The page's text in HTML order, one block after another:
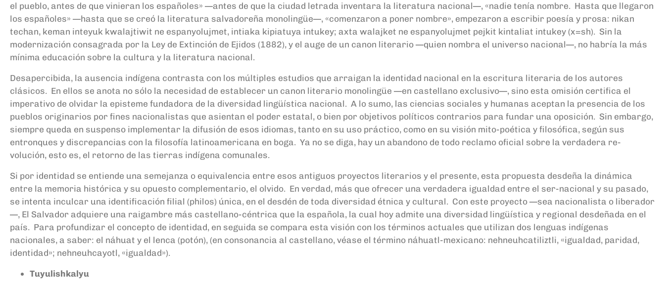
el pueblo, antes de que vinieran los españoles» —antes de que la ciudad letrada inventara la literatura nacional—, «nadie tenía nombre. Hasta que llegaron
los españoles» —hasta que se creó la literatura salvadoreña monolingüe—, «comenzaron a poner nombre», empezaron a escribir poesía y prosa: nikan
techan, keman inteyuk kwalajtiwit ne espanyolujmet, intiaka kipiatuya intukey; axta walajket ne espanyolujmet pejkit kintaliat intukey (x=sh). Sin la
modernización consagrada por la Ley de Extinción de Ejidos (1882), y el auge de un canon literario —quien nombra el universo nacional—, no habría la más
mínima educación sobre la cultura y la literatura nacional.
Desapercibida, la ausencia indígena contrasta con los múltiples estudios que arraigan la identidad nacional en la escritura literaria de los autores
clásicos. En ellos se anota no sólo la necesidad de establecer un canon literario monolingüe —en castellano exclusivo—, sino esta omisión certifica el
imperativo de olvidar la episteme fundadora de la diversidad lingüística nacional. A lo sumo, las ciencias sociales y humanas aceptan la presencia de los
pueblos originarios por fines nacionalistas que asientan el poder estatal, o bien por objetivos políticos contrarios para fundar una oposición. Sin embargo,
siempre queda en suspenso implementar la difusión de esos idiomas, tanto en su uso práctico, como en su visión mito-poética y filosófica, según sus
entronques y discrepancias con la filosofía latinoamericana en boga. Ya no se diga, hay un abandono de todo reclamo oficial sobre la verdadera re-
volución, esto es, el retorno de las tierras indígena comunales.
Si por identidad se entiende una semejanza o equivalencia entre esos antiguos proyectos literarios y el presente, esta propuesta desdeña la dinámica
entre la memoria histórica y su opuesto complementario, el olvido. En verdad, más que ofrecer una verdadera igualdad entre el ser-nacional y su pasado,
se intenta inculcar una identificación filial (philos) única, en el desdén de toda diversidad étnica y cultural. Con este proyecto —sea nacionalista o liberador
—, El Salvador adquiere una raigambre más castellano-céntrica que la española, la cual hoy admite una diversidad lingüística y regional desdeñada en el
país. Para profundizar el concepto de identidad, en seguida se compara esta visión con los términos actuales que utilizan dos lenguas indígenas
nacionales, a saber: el náhuat y el lenca (potón), (en consonancia al castellano, véase el término náhuatl-mexicano: nehneuhcatiliztli, «igualdad, paridad,
identidad»; nehneuhcayotl, «igualdad»).
Tuyulishkalyu